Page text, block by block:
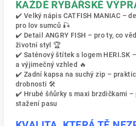
KAŽDÉ RYBÁŘSKÉ
✔️ Velký nápis CATFISH MANIAC –
pro lov sumců 🎣
✔️ Detail ANGRY FISH – pro ty, co
životní styl 🏆
✔️ Saténový štítek s logem HERI.SK
a výjimečný vzhled 🔥
✔️ Zadní kapsa na suchý zip –
drobnosti 🛠️
✔️ Hrubé šňůrky s maxi brzdičkami –
stažení pasu